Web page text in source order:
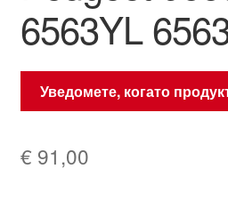
6563YL
Уведомете, когато
€ 91,00